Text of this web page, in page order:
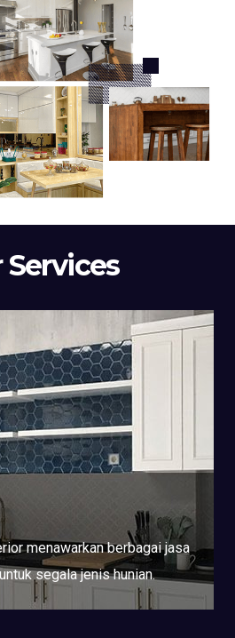
Services
menawarkan berbagai jasa
segala jenis hunian.